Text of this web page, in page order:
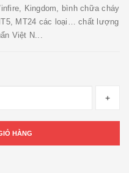
Kingdom, bình chữa cháy
MT24 các loại… chất lượng
Việt N...
+
HÀNG